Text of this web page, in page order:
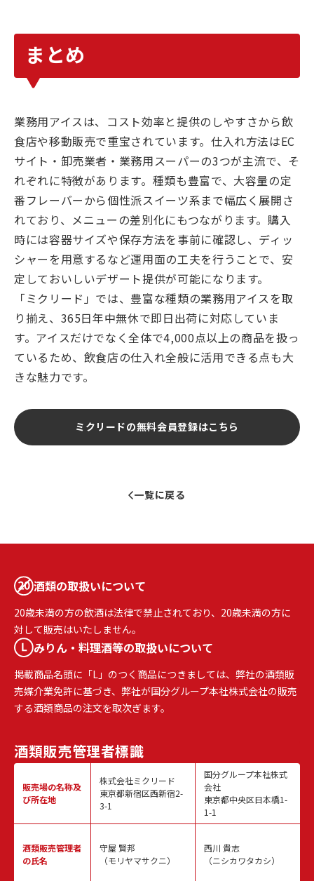
まとめ
業務用アイスは、コスト効率と提供のしやすさから飲
食店や移動販売で重宝されています。仕入れ方法はEC
サイト・卸売業者・業務用スーパーの3つが主流で、そ
れぞれに特徴があります。種類も豊富で、大容量の定
番フレーバーから個性派スイーツ系まで幅広く展開さ
れており、メニューの差別化にもつながります。購入
時には容器サイズや保存方法を事前に確認し、ディッ
シャーを用意するなど運用面の工夫を行うことで、安
定しておいしいデザート提供が可能になります。
「ミクリード」では、豊富な種類の業務用アイスを取
り揃え、365日年中無休で即日出荷に対応していま
す。アイスだけでなく全体で4,000点以上の商品を扱っ
ているため、飲食店の仕入れ全般に活用できる点も大
きな魅力です。
ミクリードの無料会員登録はこちら
一覧に戻る
酒類の取扱いについて
20歳未満の方の飲酒は法律で禁止されており、20歳未満の方に
対して販売はいたしません。
みりん・料理酒等の取扱いについて
掲載商品名頭に「L」のつく商品につきましては、弊社の酒類販
売媒介業免許に基づき、弊社が国分グループ本社株式会社の販売
する酒類商品の注文を取次ぎます。
酒類販売管理者標識
販売場の名称及
び所在地
酒類販売管理者
の氏名
株式会社ミクリード
東京都新宿区西新宿2-
3-1
守屋 賢邦
（モリヤマサクニ）
国分グループ本社株式
会社
東京都中央区日本橋1-
1-1
西川 貴志
（ニシカワタカシ）